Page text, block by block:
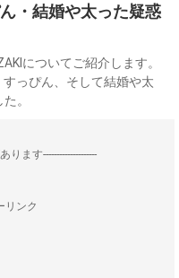
・結婚や太った疑惑
についてご紹介します。
っぴん、そして結婚や太
。
ります--------------------
リンク